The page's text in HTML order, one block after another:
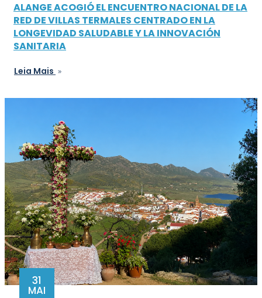
ALANGE ACOGIÓ EL ENCUENTRO NACIONAL DE LA
RED DE VILLAS TERMALES CENTRADO EN LA
LONGEVIDAD SALUDABLE Y LA INNOVACIÓN
SANITARIA
Leia Mais
31
MAI